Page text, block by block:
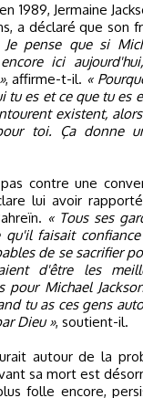
1989, Jermaine
a déclaré que son
Je pense que si
ici
, affirme-t-il. «
tu es et ce que tu es
existent,
toi. Ça donne
contre une
lui avoir
« Tous ses
qu'il faisait
de se sacrifier
d'être les
pour Michael
tu as ces gens
Dieu », soutient-il.
autour de la
sa mort est
folle encore,